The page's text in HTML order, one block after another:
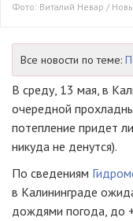
Фото: Виталий Невар /
Все новости по теме:
В среду, 13 мая, в
очередной
потепление придет
никуда не денутся).
По сведениям
в Калининграде
дождями погода, до